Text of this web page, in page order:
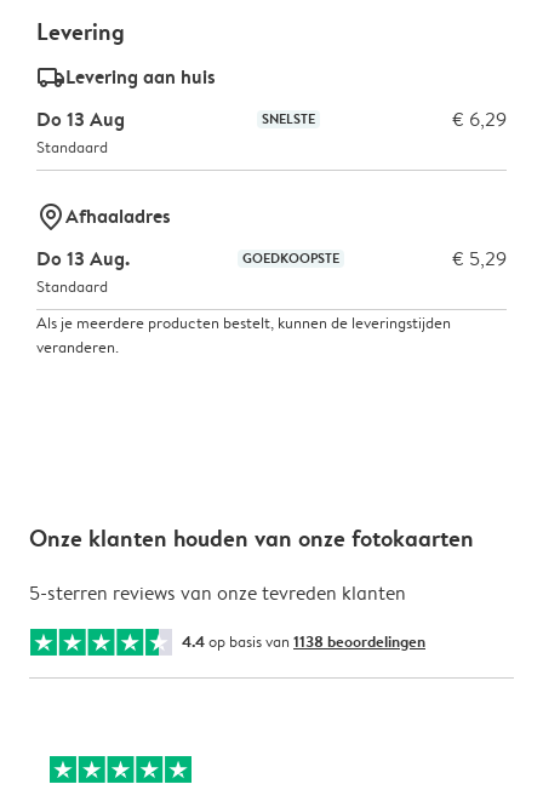
Levering
delivery_standard_v2Levering aan huis
Do 13 Aug
SNELSTE € 6,29
Standaard
marker-pinAfhaaladres
Do 13 Aug.
GOEDKOOPSTE € 5,29
Standaard
Als je meerdere producten bestelt, kunnen de leveringstijden
veranderen.
Onze klanten houden van onze fotokaarten
5-sterren reviews van onze tevreden klanten
4.4op basis van 1138 beoordelingen